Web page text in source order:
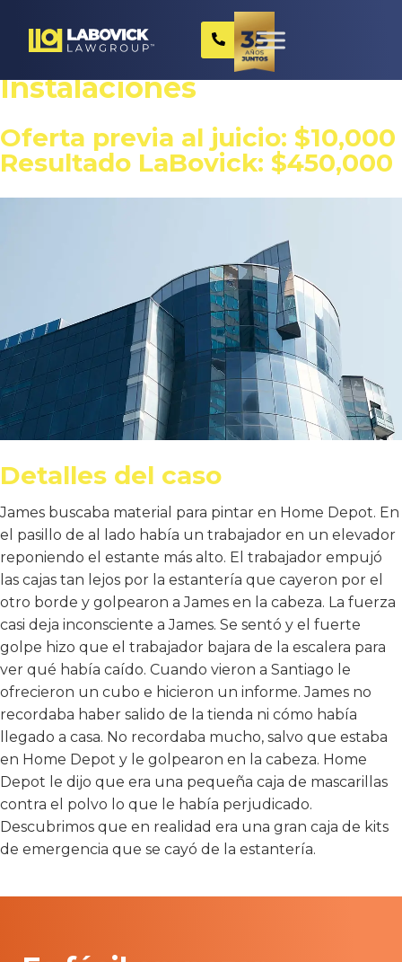
Responsabilidad De Las
Instalaciones
Oferta previa al juicio: $10,000
Resultado LaBovick: $450,000
Detalles del caso
James buscaba material para pintar en Home Depot. En
el pasillo de al lado había un trabajador en un elevador
reponiendo el estante más alto. El trabajador empujó
las cajas tan lejos por la estantería que cayeron por el
otro borde y golpearon a James en la cabeza. La fuerza
casi deja inconsciente a James. Se sentó y el fuerte
golpe hizo que el trabajador bajara de la escalera para
ver qué había caído. Cuando vieron a Santiago le
ofrecieron un cubo e hicieron un informe. James no
recordaba haber salido de la tienda ni cómo había
llegado a casa. No recordaba mucho, salvo que estaba
en Home Depot y le golpearon en la cabeza. Home
Depot le dijo que era una pequeña caja de mascarillas
contra el polvo lo que le había perjudicado.
Descubrimos que en realidad era una gran caja de kits
de emergencia que se cayó de la estantería.